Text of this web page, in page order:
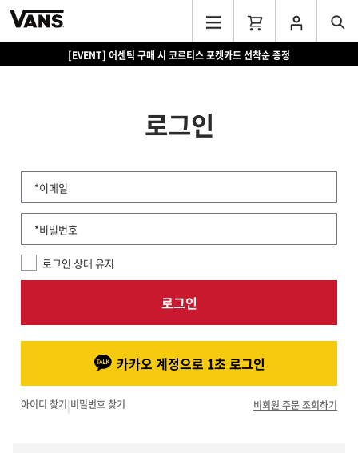
[EVENT] 어센틱 구매 시 코르티스 포켓카드 선착순 증정
로그인
*이메일
*비밀번호
로그인 상태 유지
로그인
카카오 계정으로 1초 로그인
아이디 찾기|비밀번호 찾기 비회원 주문 조회하기